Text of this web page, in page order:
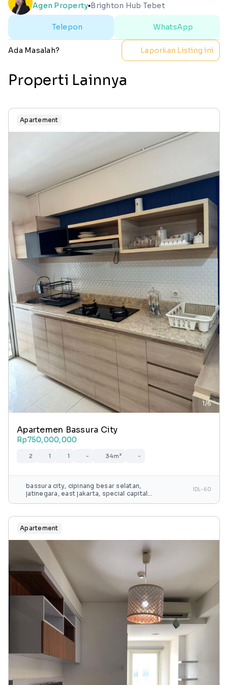
Agen Propertylens Brighton Hub Tebet
Telepon WhatsApp
Ada Masalah? Laporkan Listing ini
Properti Lainnya
Apartement
1/6
Apartemen Bassura City
Rp750,000,000
2 1 1 - 34m² -
bassura city, cipinang besar selatan,
jatinegara, east jakarta, special capital
IDL-60
Apartement